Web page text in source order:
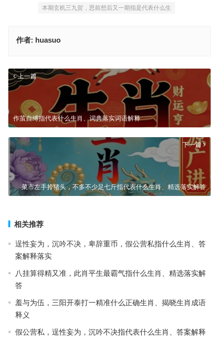
本期玄机三九贺，思前想后又一期指是代表什么生
作者: huasuo
上一篇
作茧自缚指代表什么生肖、词典落实词语解释
下一篇
菜市左手拎猪头，不多不少足七斤指代表什么生肖、精选落实解答
相关推荐
逞性妄为，沉吟不决，卑辞重币，假公营私指什么生肖、答
案解释落实
八挂算得精又准，此肖平生最霸气指什么生肖、精选落实解
答
羞与为伍，三阳开泰打一精准什么正确生肖、揭晓生肖成语
释义
假公营私，逞性妄为，沉吟不决指代表什么生肖、答案解释